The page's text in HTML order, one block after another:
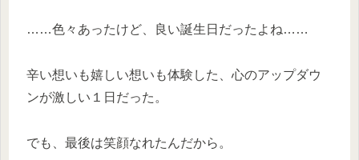
……色々あったけど、良い誕生日だったよね……
辛い想いも嬉しい想いも体験した、心のアップダウ
ンが激しい１日だった。
でも、最後は笑顔なれたんだから。